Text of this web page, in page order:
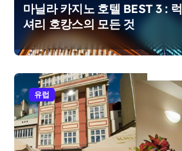
마닐라 카지노 호텔 BEST 3 : 럭
셔리 호캉스의 모든 것
유럽